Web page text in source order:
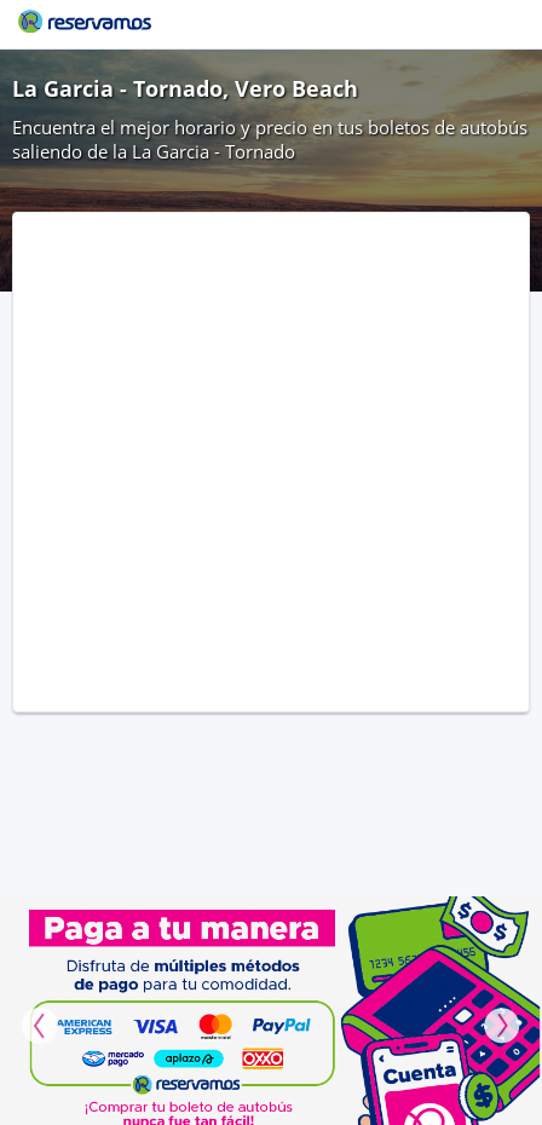
La Garcia - Tornado, Vero Beach
Encuentra el mejor horario y precio en tus boletos de autobús
saliendo de la La Garcia - Tornado